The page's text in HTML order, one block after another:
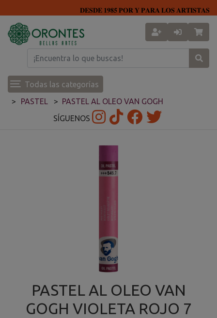
𝐃𝐄𝐒𝐃𝐄 𝟏𝟗𝟖𝟓 𝐏𝐎𝐑 𝐘 𝐏𝐀𝐑𝐀 𝐋𝐎𝐒 𝐀𝐑𝐓𝐈𝐒𝐓𝐀𝐒
Todas las categorías
PASTEL
PASTEL AL OLEO VAN GOGH
SÍGUENOS
PASTEL AL OLEO VAN
GOGH VIOLETA ROJO 7